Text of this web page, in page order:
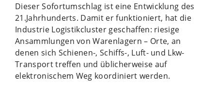
Dieser Sofortumschlag ist eine Entwicklung des
21.Jahrhunderts. Damit er funktioniert, hat die
Industrie Logistikcluster geschaffen: riesige
Ansammlungen von Warenlagern – Orte, an
denen sich Schienen-, Schiffs-, Luft- und Lkw-
Transport treffen und üblicherweise auf
elektronischem Weg koordiniert werden.